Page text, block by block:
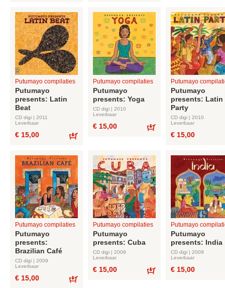
Putumayo compilaties
Putumayo
presents: Latin
Beat
CD digi | 2011
Leverbaar
€ 15,00
Putumayo compilaties
Putumayo
presents: Yoga
CD digi | 2010
Leverbaar
€ 15,00
Putumayo
Putumayo
presents: Latin
Party
CD digi | 2010
Leverbaar
€ 15,00
Putumayo compilaties
Putumayo
presents:
Brazilian Café
CD digi | 2009
Leverbaar
€ 15,00
Putumayo compilaties
Putumayo
presents: Cuba
CD digi | 2009
Leverbaar
€ 15,00
Putumayo
Putumayo
presents: India
CD digi | 2009
Leverbaar
€ 15,00